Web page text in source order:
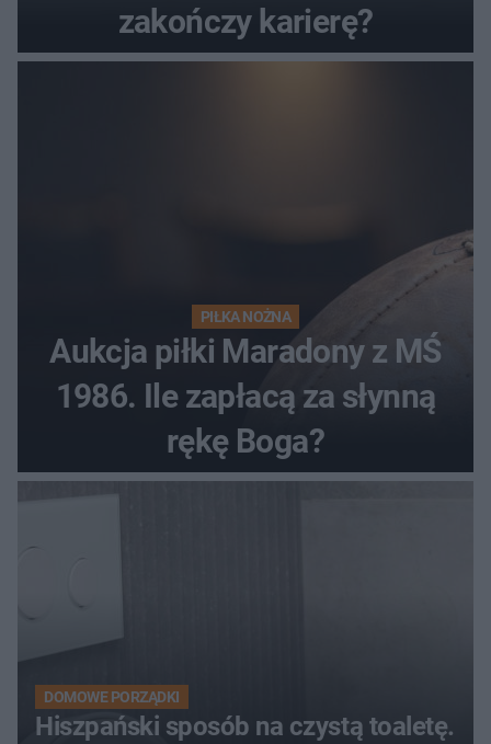
zakończy karierę?
PIŁKA NOŻNA
Aukcja piłki Maradony z MŚ
1986. Ile zapłacą za słynną
rękę Boga?
DOMOWE PORZĄDKI
Hiszpański sposób na czystą toaletę.